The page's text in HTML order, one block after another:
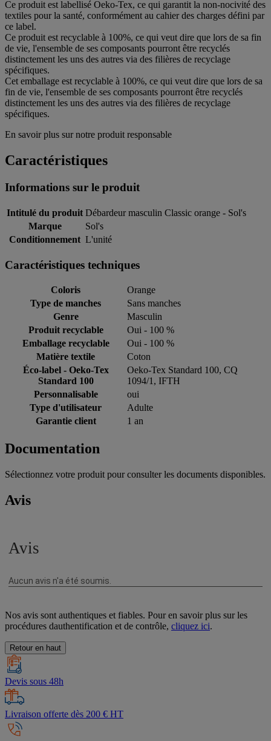
Ce produit est labellisé Oeko-Tex, ce qui garantit la non-nocivité des
textiles pour la santé, conformément au cahier des charges défini par
ce label.
Ce produit est recyclable à 100%, ce qui veut dire que lors de sa fin
de vie, l'ensemble de ses composants pourront être recyclés
distinctement les uns des autres via des filières de recyclage
spécifiques.
Cet emballage est recyclable à 100%, ce qui veut dire que lors de sa
fin de vie, l'ensemble de ses composants pourront être recyclés
distinctement les uns des autres via des filières de recyclage
spécifiques.
En savoir plus sur notre produit responsable
Caractéristiques
Informations sur le produit
Intitulé du produit Débardeur masculin Classic orange - Sol's
Marque
Sol's
Conditionnement L'unité
Caractéristiques techniques
Coloris
Orange
Type de manches
Sans manches
Genre
Masculin
Produit recyclable
Oui - 100 %
Emballage recyclable
Oui - 100 %
Matière textile
Coton
Éco-label - Oeko-Tex
Standard 100
Oeko-Tex Standard 100, CQ
1094/1, IFTH
Personnalisable
oui
Type d'utilisateur
Adulte
Garantie client
1 an
Documentation
Sélectionnez votre produit pour consulter les documents disponibles.
Avis
Nos avis sont authentiques et fiables. Pour en savoir plus sur les
procédures dauthentification et de contrôle, cliquez ici.
Retour en haut
Devis sous 48h
Livraison offerte dès 200 € HT